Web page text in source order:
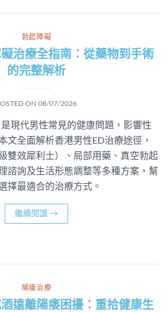
勃起障礙
治療全指南：從藥物到手術
的完整解析
ON 08/07/2026
現代男性常見的健康問題，影響性
文全面解析香港男性ED治療途徑，
雙效犀利士）、局部用藥、真空勃起
諮詢及生活形態調整等多種方案，幫
擇最適合的治療方式。
繼續閱讀 →
陽痿治療
遠離陽痿困擾：重拾健康生